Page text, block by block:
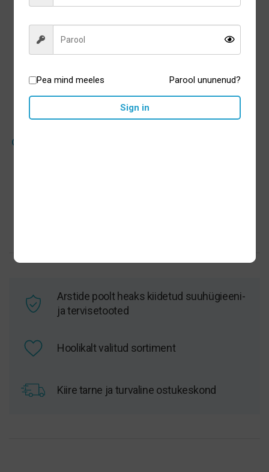
Ordo Hydro Sonic irrigaator
Arstide poolt heaks kiidetud suuhügieeni-
ja tervisetooted
Hoolikalt valitud sortiment
Kiire tarne ja turvaline ostukeskond
Pea mind meeles Parool ununenud?
Sign in